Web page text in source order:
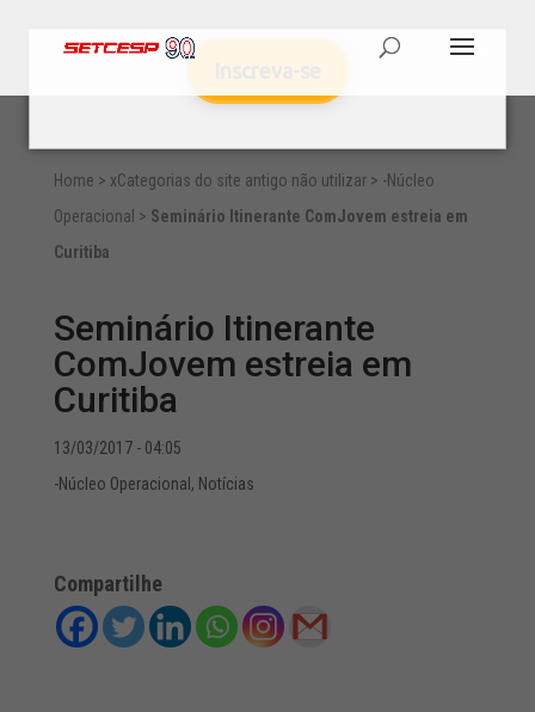
Home > xCategorias do site antigo não utilizar> -Núcleo
Operacional > Seminário Itinerante ComJovem estreia em
Curitiba
Seminário Itinerante
ComJovem estreia em
Curitiba
13/03/2017 - 04:05
-Núcleo Operacional , Notícias
Compartilhe